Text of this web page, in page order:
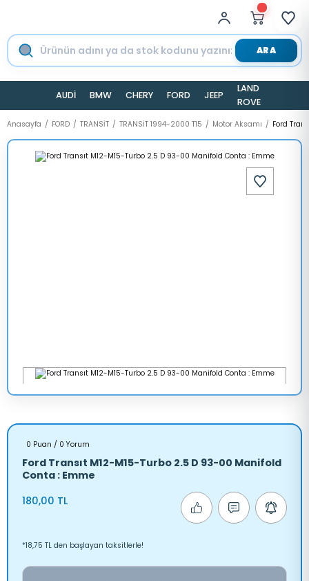
ARA
AUDİ BMW CHERY FORD JEEP
LAND
ROVER
Anasayfa FORD TRANSİT TRANSİT 1994-2000 T15 Motor Aksamı Ford
0 Puan / 0 Yorum
Ford Transıt M12-M15-Turbo 2.5 D 93-00 Manifold
Conta : Emme
180,00 TL
*18,75 TL den başlayan taksitlerle!